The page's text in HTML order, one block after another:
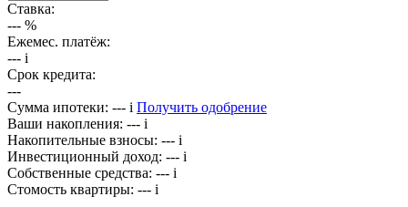
Ставка:
--- %
Ежемес. платёж:
--- i
Срок кредита:
---
Сумма ипотеки: --- i Получить одобрение
Ваши накопления: --- i
Накопительные взносы: --- i
Инвестиционный доход: --- i
Собственные средства: --- i
Стомость квартиры: --- i